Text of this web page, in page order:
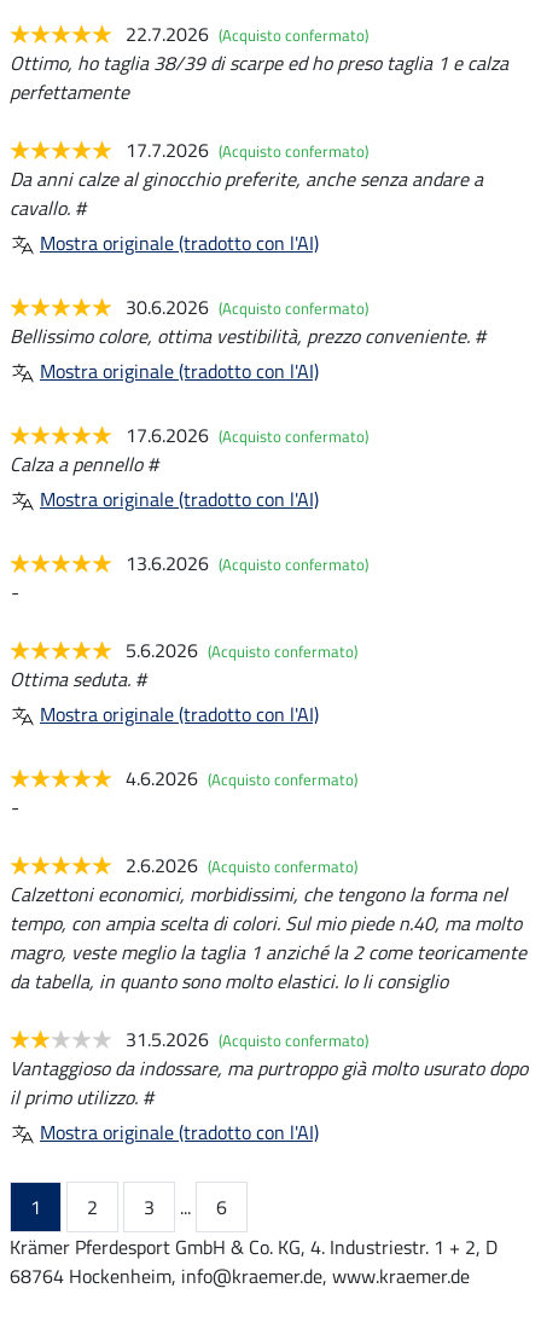
22.7.2026 (Acquisto confermato)
Ottimo, ho taglia 38/39 di scarpe ed ho preso taglia 1 e calza
perfettamente
17.7.2026 (Acquisto confermato)
Da anni calze al ginocchio preferite, anche senza andare a
cavallo. #
Mostra originale (tradotto con l'AI)
30.6.2026 (Acquisto confermato)
Bellissimo colore, ottima vestibilità, prezzo conveniente. #
Mostra originale (tradotto con l'AI)
17.6.2026 (Acquisto confermato)
Calza a pennello #
Mostra originale (tradotto con l'AI)
13.6.2026 (Acquisto confermato)
-
5.6.2026 (Acquisto confermato)
Ottima seduta. #
Mostra originale (tradotto con l'AI)
4.6.2026 (Acquisto confermato)
-
2.6.2026 (Acquisto confermato)
Calzettoni economici, morbidissimi, che tengono la forma nel
tempo, con ampia scelta di colori. Sul mio piede n.40, ma molto
magro, veste meglio la taglia 1 anziché la 2 come teoricamente
da tabella, in quanto sono molto elastici. Io li consiglio
31.5.2026 (Acquisto confermato)
Vantaggioso da indossare, ma purtroppo già molto usurato dopo
il primo utilizzo. #
Mostra originale (tradotto con l'AI)
1 2 3 ...
6
Krämer Pferdesport GmbH & Co. KG, 4. Industriestr. 1 + 2, D
68764 Hockenheim, info@kraemer.de, www.kraemer.de